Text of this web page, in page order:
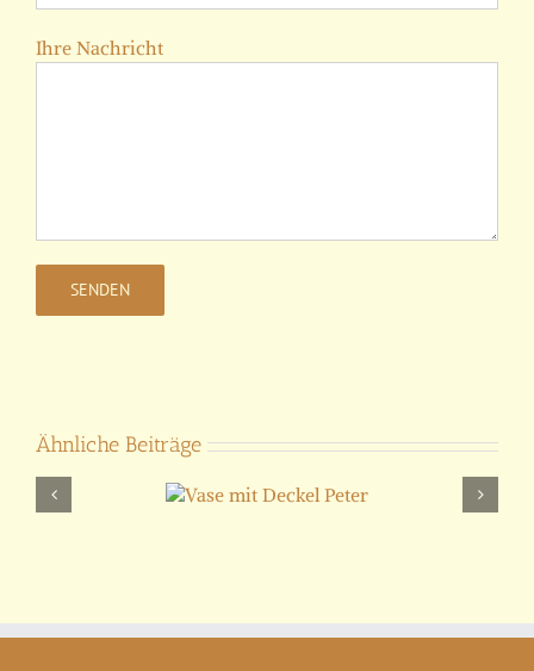
Ihre Nachricht
Ähnliche Beiträge
Vase mit